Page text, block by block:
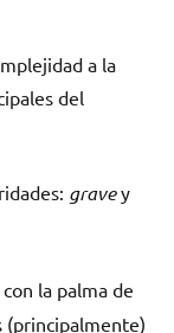
a la
del
gravey
la palma de
(principalmente)